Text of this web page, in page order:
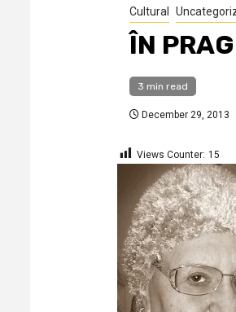
Cultural
ÎN
3 min read
December 29, 2013
Views Counter: 15